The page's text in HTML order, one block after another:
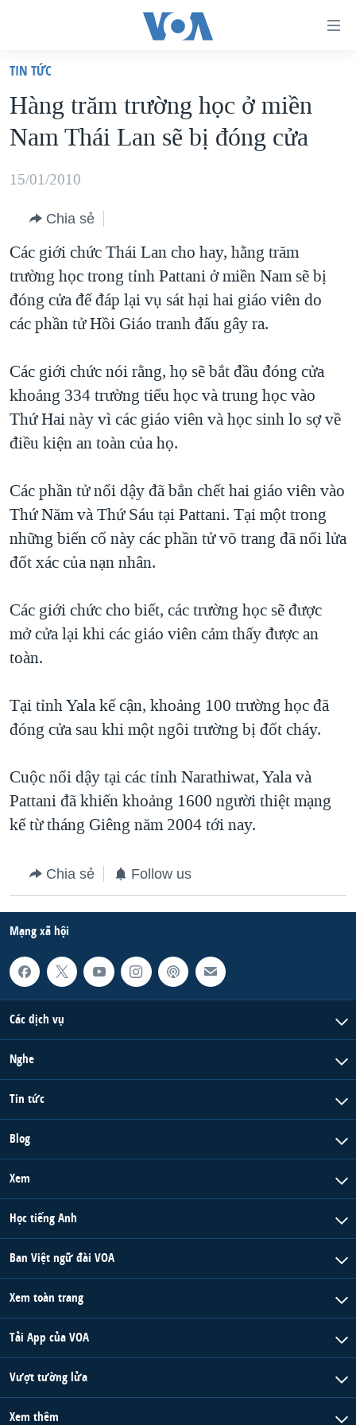
truy
cập
Tới
dung
chính
điều
hướng
chính
Đi
"Tìm"
VIỆT NAM
HOA KỲ
BIỂN ĐÔNG
BLOG
DIỄN ĐÀN
MỤC
TỰ DO BÁO CHÍ
NGƯỜI VIỆT HẢI NGOẠI
ĐỜI SỐNG
SỨC KHOẺ
VĂN HOÁ
THỂ THAO
CHUYÊN ĐỀ
HÀNH TRÌNH BẦU CỬ 2024
MỘT NĂM CHIẾN TRANH TẠI DẢI GAZA
GIẢI MÃ VÀNH ĐAI & CON ĐƯỜNG
TRỊNH VĨNH BÌNH - NGƯỜI HẠ 'BÊN THẮNG CUỘC'
GROUND ZERO – XƯA VÀ NAY
CHI PHÍ CHIẾN TRANH AFGHANISTAN
THƯỢNG ĐỈNH TRUMP-KIM TẠI VIỆT NAM
TRỊNH VĨNH BÌNH VS. CHÍNH PHỦ VIỆT NAM
BÊN KIA QUỐC LỘ: TIẾNG VỌNG TỪ NÔNG THÔN MỸ
QUAN HỆ VIỆT MỸ
VIDEO
NGHE
MẠNG XÃ HỘI
Ngôn ngữ khác
TIN TỨC
Hàng trăm trường học ở miền
Nam Thái Lan sẽ bị đóng cửa
15/01/2010
Chia sẻ
Các giới chức Thái Lan cho hay, hằng trăm
trường học trong tỉnh Pattani ở miền Nam sẽ bị
đóng cửa để đáp lại vụ sát hại hai giáo viên do
các phần tử Hồi Giáo tranh đấu gây ra.
Các giới chức nói rằng, họ sẽ bắt đầu đóng cửa
khoảng 334 trường tiểu học và trung học vào
Thứ Hai này vì các giáo viên và học sinh lo sợ về
điều kiện an toàn của họ.
Các phần tử nổi dậy đã bắn chết hai giáo viên vào
Thứ Năm và Thứ Sáu tại Pattani. Tại một trong
những biến cố này các phần tử võ trang đã nổi lửa
đốt xác của nạn nhân.
Các giới chức cho biết, các trường học sẽ được
mở cửa lại khi các giáo viên cảm thấy được an
toàn.
Tại tỉnh Yala kế cận, khoảng 100 trường học đã
đóng cửa sau khi một ngôi trường bị đốt cháy.
Cuộc nổi dậy tại các tỉnh Narathiwat, Yala và
Pattani đã khiến khoảng 1600 người thiệt mạng
kể từ tháng Giêng năm 2004 tới nay.
Chia sẻ Follow us
Mạng xã hội
Các dịch vụ
Nghe
Tin tức
Blog
Xem
Học tiếng Anh
Ban Việt ngữ đài VOA
Xem toàn trang
Tải App của VOA
Vượt tường lửa
Xem thêm